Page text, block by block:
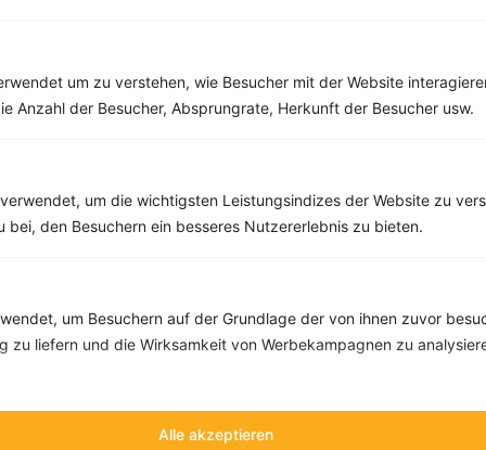
um zu verstehen, wie Besucher mit der Website
Anzahl der Besucher, Absprungrate, Herkunft der Besucher usw.
um die wichtigsten Leistungsindizes der Website zu
bei, den Besuchern ein besseres Nutzererlebnis zu bieten.
um Besuchern auf der Grundlage der von ihnen zuvor
zu liefern und die Wirksamkeit von Werbekampagnen zu
Alle akzeptieren
‹ ›
Fett:25 g
Eiweiß:33 g
‹ ›
Eiweiß:49 g